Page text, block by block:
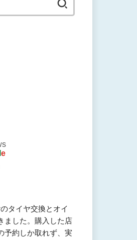
e
タイヤ交換とオイ
ました。購入した店
予約しか取れず、実